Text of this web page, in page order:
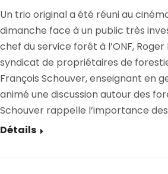
Un trio original a été réuni au
dimanche face à un public très
chef du service forêt à l’ONF,
syndicat de propriétaires de
François Schouver, enseignant en
animé une discussion autour des
Schouver rappelle l’importance
Détails